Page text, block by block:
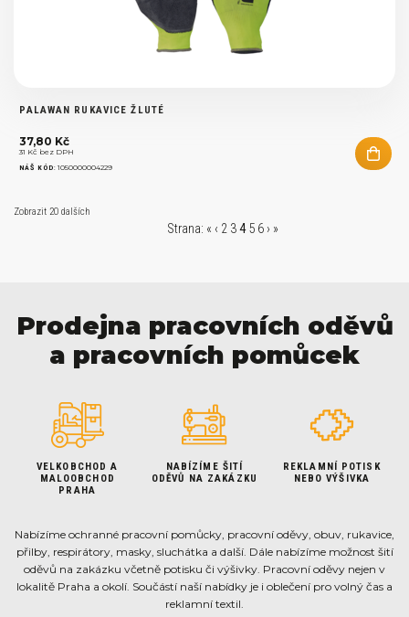
PALAWAN RUKAVICE ŽLUTÉ
37,80 Kč
31 Kč bez DPH
NÁŠ KÓD:1050000004229
Zobrazit 20 dalších
Strana: « ‹ 2 34 5 6 › »
Prodejna pracovních oděvů
a pracovních pomůcek
VELKOBCHOD A
MALOOBCHOD
PRAHA
NABÍZÍME ŠITÍ
ODĚVŮ NA ZAKÁZKU
REKLAMNÍ POTISK
NEBO VÝŠIVKA
Nabízíme ochranné pracovní pomůcky, pracovní oděvy, obuv, rukavice,
přilby, respirátory, masky, sluchátka a další. Dále nabízíme možnost šití
oděvů na zakázku včetně potisku či výšivky. Pracovní oděvy nejen v
lokalitě Praha a okolí. Součástí naší nabídky je i oblečení pro volný čas a
reklamní textil.